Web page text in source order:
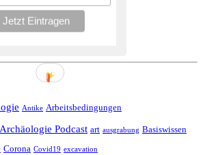
(EN)
Antike Arbeitsbedingungen
Archäologie Podcast art ausgrabung Basiswissen
Corona Covid19 excavation